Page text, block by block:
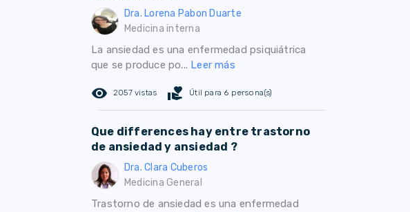
Dra. Lorena Pabon Duarte
Medicina interna
La ansiedad es una enfermedad psiquiátrica
que se produce po... Leer más
remove_red_eye 2057 vistas volunteer_activism Útil para 6 persona(s)
Que differences hay entre trastorno
de ansiedad y ansiedad ?
Dra. Clara Cuberos
Medicina General
Trastorno de ansiedad es una enfermedad